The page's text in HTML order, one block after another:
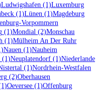
Ludwigshafen (1)Luxemburg
(1)Lünen (1)Magdeburg
Vorpommern
(1)Mondial (2)Monschau
(1)Mülheim An Der Ruhr
Nauen (1)Nauheim
(1)Neuplatendorf (1)Niederlande
(1)Nordrhein-Westfalen
(2)Oberhausen
Oeversee (1)Offenburg